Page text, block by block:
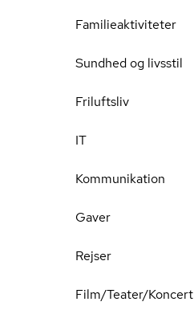
Familieaktiviteter
Sundhed og livsstil
Friluftsliv
IT
Kommunikation
Gaver
Rejser
Film/Teater/Koncert